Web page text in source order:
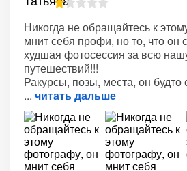
Никогда не обращайтесь к
мнит себя профи, но то, что он
худшая фотосессия за всю
путешествий!!!
Ракурсы, позы, места, он будто
читать дальше